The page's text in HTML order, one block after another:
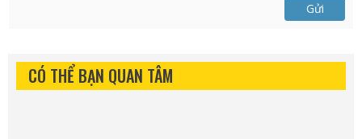
Gửi
CÓ THỂ BẠN QUAN TÂM